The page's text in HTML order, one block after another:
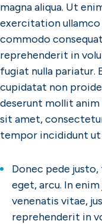
magna aliqua. Ut
exercitation ullamco
commodo
reprehenderit in
fugiat nulla pariatur.
cupidatat non
deserunt mollit
sit amet,
tempor incididunt ut
Donec pede
eget, arcu. In
venenatis vitae,
reprehenderit in